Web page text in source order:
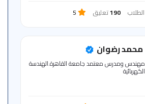
الطلاب 190تعليق 5
محمد رضوان
مهندس ومدرس معتمد جامعة القاهرة.الهندسة
الكهربائية